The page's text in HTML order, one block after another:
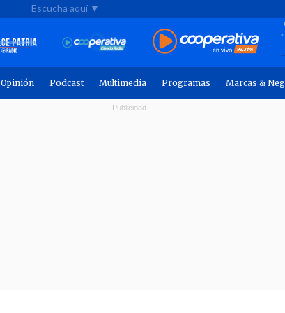
Escucha aquí ▼
Opinión Podcast Multimedia Programas Marcas &